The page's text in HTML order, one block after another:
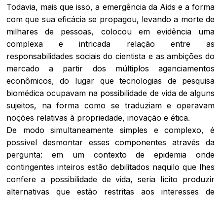
Todavia, mais que isso, a emergência da Aids e a forma
com que sua eficácia se propagou, levando a morte de
milhares de pessoas, colocou em evidência uma
complexa e intricada relação entre as
responsabilidades sociais do cientista e as ambições do
mercado a partir dos múltiplos agenciamentos
econômicos, do lugar que tecnologias de pesquisa
biomédica ocupavam na possibilidade de vida de alguns
sujeitos, na forma como se traduziam e operavam
noções relativas à propriedade, inovação e ética.
De modo simultaneamente simples e complexo, é
possível desmontar esses componentes através da
pergunta: em um contexto de epidemia onde
contingentes inteiros estão debilitados naquilo que lhes
confere a possibilidade de vida, seria lícito produzir
alternativas que estão restritas aos interesses de